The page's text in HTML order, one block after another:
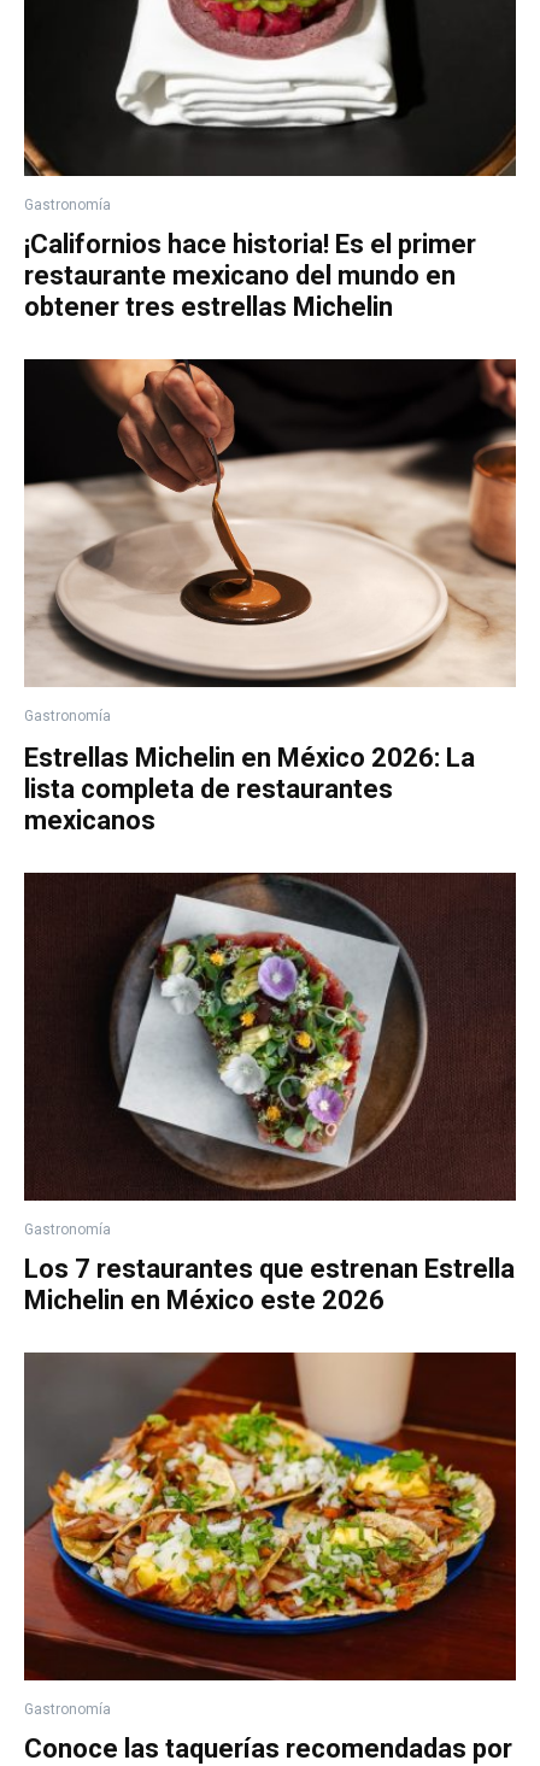
Gastronomía
¡Californios hace historia! Es el primer
restaurante mexicano del mundo en
obtener tres estrellas Michelin
Gastronomía
Estrellas Michelin en México 2026: La
lista completa de restaurantes
mexicanos
Gastronomía
Los 7 restaurantes que estrenan Estrella
Michelin en México este 2026
Gastronomía
Conoce las taquerías recomendadas por